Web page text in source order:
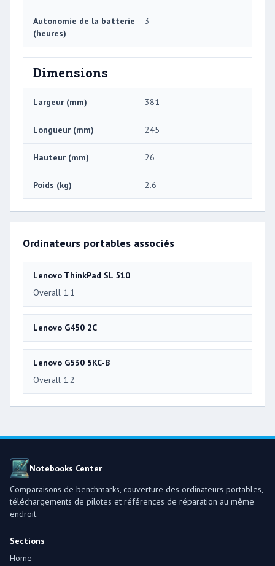
Autonomie de la batterie
(heures)
3
Dimensions
Largeur (mm) 381
Longueur (mm) 245
Hauteur (mm) 26
Poids (kg) 2.6
Ordinateurs portables associés
Lenovo ThinkPad SL 510
Overall 1.1
Lenovo G450 2C
Lenovo G530 5KC-B
Overall 1.2
Notebooks Center
Comparaisons de benchmarks, couverture des ordinateurs portables,
téléchargements de pilotes et références de réparation au même
endroit.
Sections
Home